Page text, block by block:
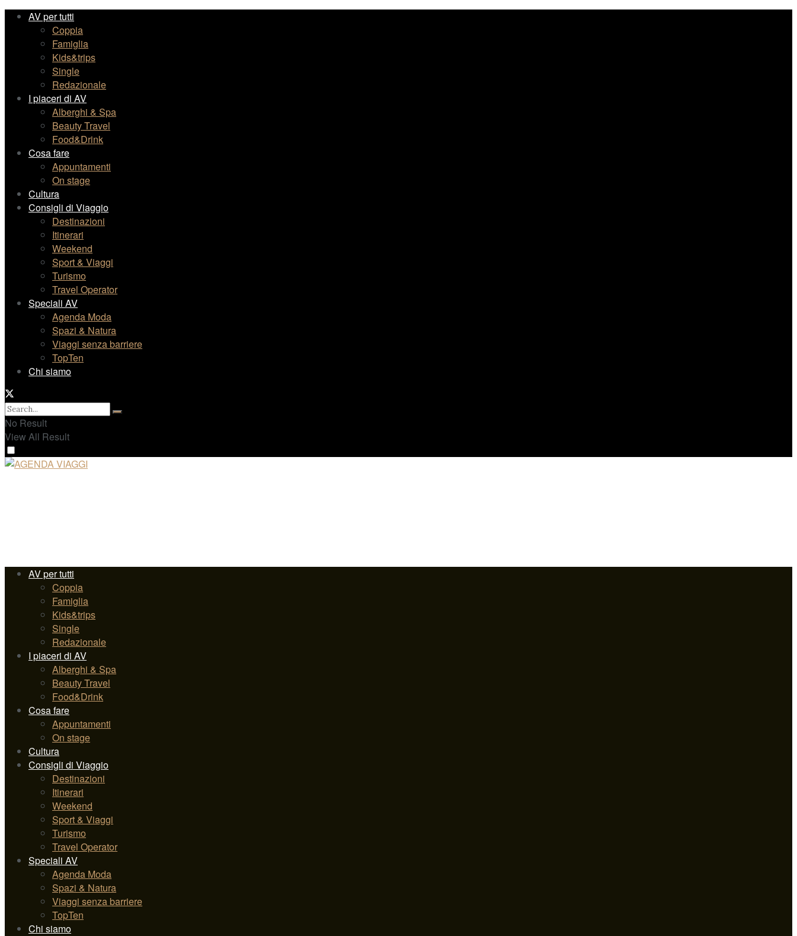
AV per tutti
Coppia
Famiglia
Kids&trips
Single
Redazionale
I piaceri di AV
Alberghi & Spa
Beauty Travel
Food&Drink
Cosa fare
Appuntamenti
On stage
Cultura
Consigli di Viaggio
Destinazioni
Itinerari
Weekend
Sport & Viaggi
Turismo
Travel Operator
Speciali AV
Agenda Moda
Spazi & Natura
Viaggi senza barriere
TopTen
Chi siamo
No Result
View All Result
AV per tutti
Coppia
Famiglia
Kids&trips
Single
Redazionale
I piaceri di AV
Alberghi & Spa
Beauty Travel
Food&Drink
Cosa fare
Appuntamenti
On stage
Cultura
Consigli di Viaggio
Destinazioni
Itinerari
Weekend
Sport & Viaggi
Turismo
Travel Operator
Speciali AV
Agenda Moda
Spazi & Natura
Viaggi senza barriere
TopTen
Chi siamo